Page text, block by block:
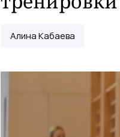
Алина Кабаева